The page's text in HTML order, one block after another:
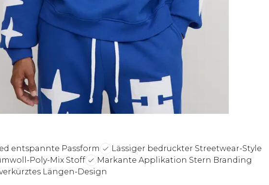
entspannte Passform
Lässiger bedruckter Streetwear-Style
Poly-Mix Stoff
Markante Applikation Stern Branding
Längen-Design